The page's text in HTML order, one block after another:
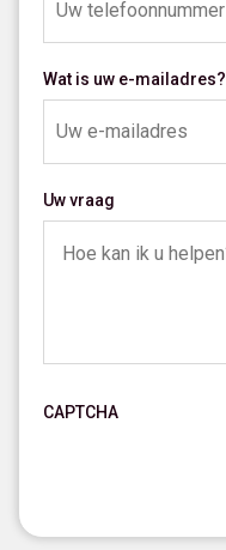
Wat is uw e-mailadres?
Uw vraag
CAPTCHA